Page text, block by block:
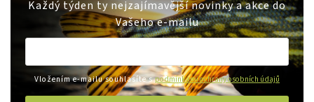
Každý týden ty nejzajímavější novinky a akce do
Vašeho e-mailu
Vložením e-mailu souhlasíte spodmínkami ochrany osobních údajů